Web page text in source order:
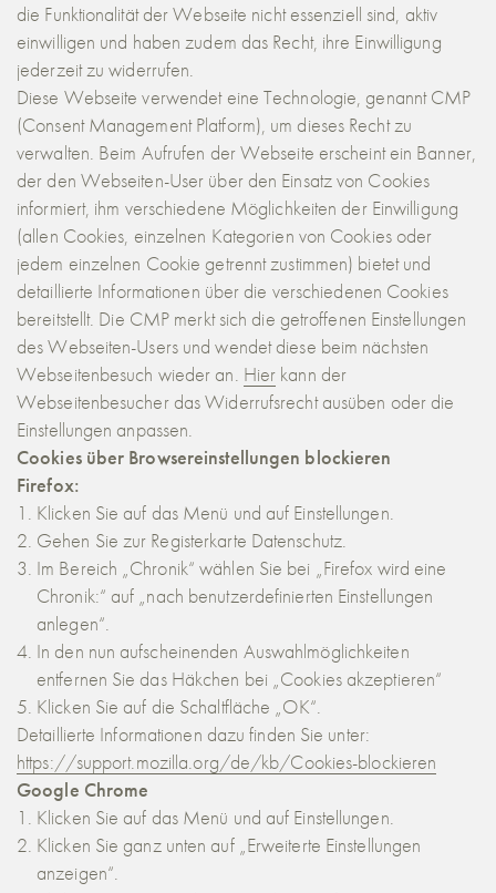
die Funktionalität der Webseite nicht essenziell sind, aktiv
einwilligen und haben zudem das Recht, ihre Einwilligung
jederzeit zu widerrufen.
Diese Webseite verwendet eine Technologie, genannt CMP
(Consent Management Platform), um dieses Recht zu
verwalten. Beim Aufrufen der Webseite erscheint ein Banner,
der den Webseiten-User über den Einsatz von Cookies
informiert, ihm verschiedene Möglichkeiten der Einwilligung
(allen Cookies, einzelnen Kategorien von Cookies oder
jedem einzelnen Cookie getrennt zustimmen) bietet und
detaillierte Informationen über die verschiedenen Cookies
bereitstellt. Die CMP merkt sich die getroffenen Einstellungen
des Webseiten-Users und wendet diese beim nächsten
Webseitenbesuch wieder an. Hier kann der
Webseitenbesucher das Widerrufsrecht ausüben oder die
Einstellungen anpassen.
Cookies über Browsereinstellungen blockieren
Firefox:
Klicken Sie auf das Menü und auf Einstellungen.
Gehen Sie zur Registerkarte Datenschutz.
Im Bereich „Chronik“ wählen Sie bei „Firefox wird eine
Chronik:“ auf „nach benutzerdefinierten Einstellungen
anlegen“.
In den nun aufscheinenden Auswahlmöglichkeiten
entfernen Sie das Häkchen bei „Cookies akzeptieren“
Klicken Sie auf die Schaltfläche „OK“.
Detaillierte Informationen dazu finden Sie unter:
https://support.mozilla.org/de/kb/Cookies-blockieren
Google Chrome
Klicken Sie auf das Menü und auf Einstellungen.
Klicken Sie ganz unten auf „Erweiterte Einstellungen
anzeigen“.